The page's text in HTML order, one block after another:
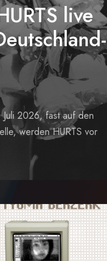
live
2026, fast auf den
werden HURTS vor